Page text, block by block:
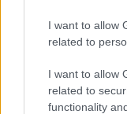
I want to allow
related to
I want to allow
related to
functionality